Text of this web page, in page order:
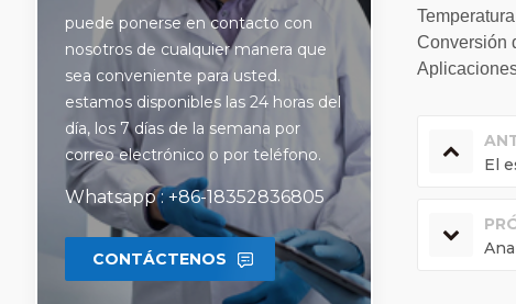
puede ponerse en contacto con
nosotros de cualquier manera que
sea conveniente para usted.
estamos disponibles las 24 horas del
día, los 7 días de la semana por
correo electrónico o por teléfono.
Whatsapp : +86-18352836805
CONTÁCTENOS
Conversión
El